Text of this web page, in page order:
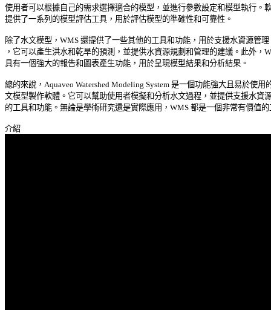
使用者可以根據自己的需求選擇適合的模型，並進行參數設定和模型執行。
提供了一系列的模型評估工具，用於評估模型的準確性和可靠性。
除了水文模型，WMS 還提供了一些其他的工具和功能，用於支援水資源管
，它可以產生洪水和乾旱的預測，並提供水資源規劃和管理的建議。此外，
具有一個強大的報告和圖表產生功能，用於呈現模型結果和分析結果。
總的來說，Aquaveo Watershed Modeling System 是一個功能強大且易於使用
文模型製作軟體。它可以幫助使用者模擬和分析水文過程，並提供支援水資
的工具和功能。無論是學術研究還是實際應用，WMS 都是一個非常有價值